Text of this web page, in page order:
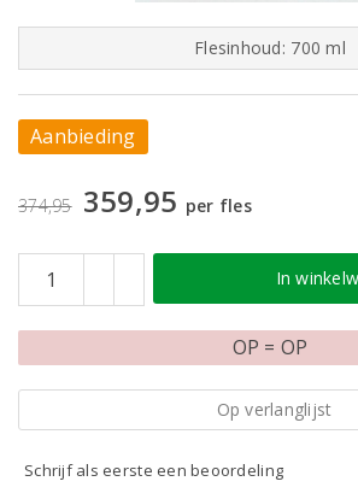
Flesinhoud: 700 ml
Aanbieding
374,95 359,95 per fles
In
OP = OP
Op verlanglijst
Schrijf als eerste een beoordeling